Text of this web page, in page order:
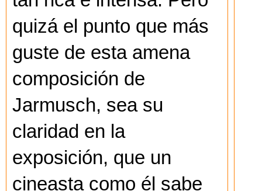
quizá el punto que más
guste de esta amena
composición de
Jarmusch, sea su
claridad en la
exposición, que un
cineasta como él sabe